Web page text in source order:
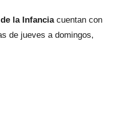
la Infanciacuentan con
de jueves a domingos,